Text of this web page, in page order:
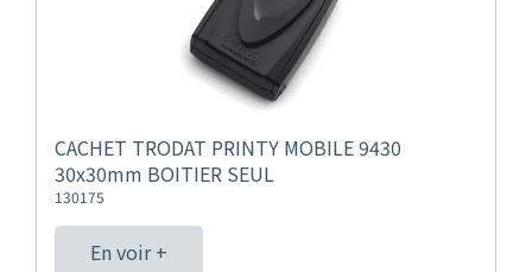
CACHET TRODAT PRINTY MOBILE 9430
30x30mm BOITIER SEUL
130175
En voir +